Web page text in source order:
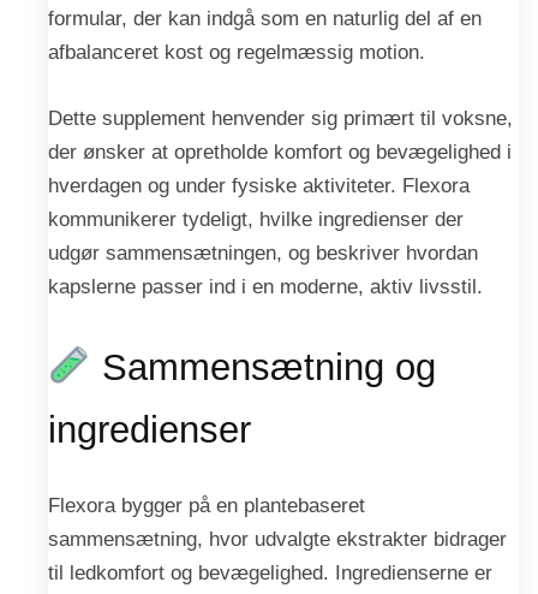
formular, der kan indgå som en naturlig del af en
afbalanceret kost og regelmæssig motion.
Dette supplement henvender sig primært til voksne,
der ønsker at opretholde komfort og bevægelighed i
hverdagen og under fysiske aktiviteter. Flexora
kommunikerer tydeligt, hvilke ingredienser der
udgør sammensætningen, og beskriver hvordan
kapslerne passer ind i en moderne, aktiv livsstil.
Sammensætning og
ingredienser
Flexora bygger på en plantebaseret
sammensætning, hvor udvalgte ekstrakter bidrager
til ledkomfort og bevægelighed. Ingredienserne er